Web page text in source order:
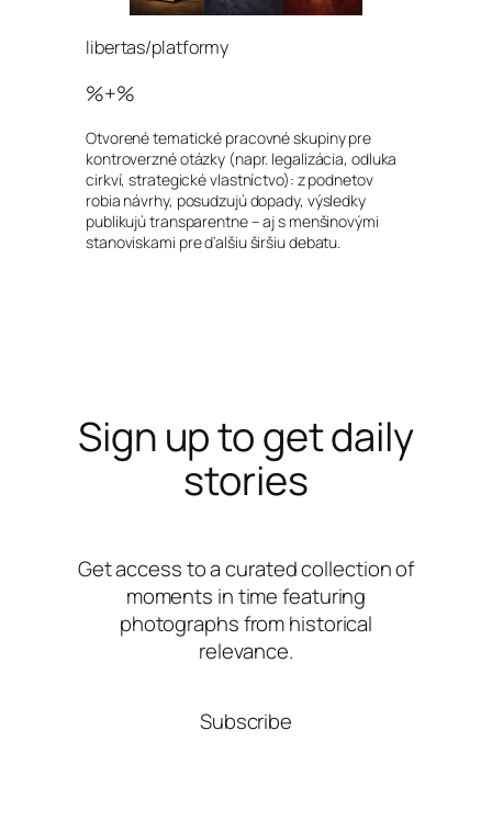
libertas/platformy
%+%
Otvorené tematické pracovné skupiny pre
kontroverzné otázky (napr. legalizácia, odluka
cirkví, strategické vlastníctvo): z podnetov
robia návrhy, posudzujú dopady, výsledky
publikujú transparentne – aj s menšinovými
stanoviskami pre ďalšiu širšiu debatu.
Sign up to get daily
stories
Get access to a curated collection of
moments in time featuring
photographs from historical
relevance.
Subscribe